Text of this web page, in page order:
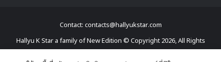
Contact: contacts@hallyukstar.com
Hallyu K Star a family of New Edition © Copyright 2026, All Rights